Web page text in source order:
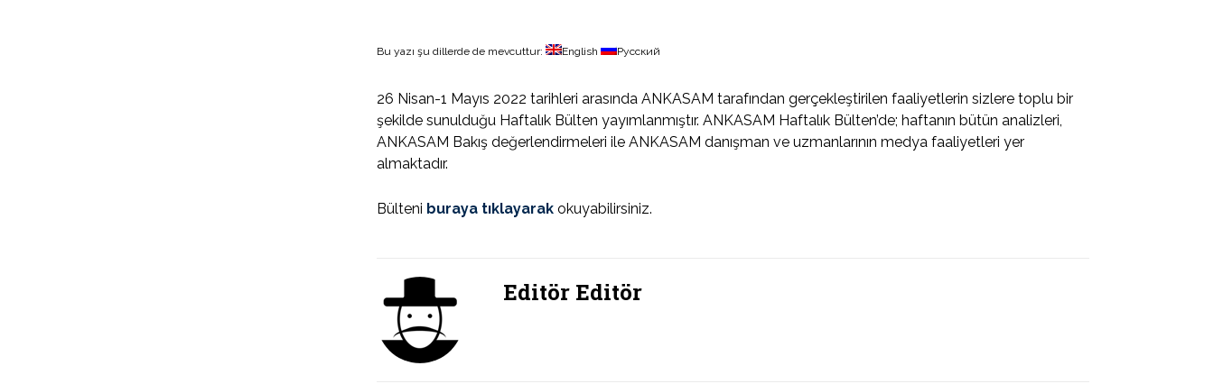
Bu yazı şu dillerde de mevcuttur: English Русский
26 Nisan-1 Mayıs 2022 tarihleri arasında ANKASAM tarafından gerçekleştirilen faaliyetlerin sizlere toplu bir
şekilde sunulduğu Haftalık Bülten yayımlanmıştır. ANKASAM Haftalık Bülten’de; haftanın bütün analizleri,
ANKASAM Bakış değerlendirmeleri ile ANKASAM danışman ve uzmanlarının medya faaliyetleri yer
almaktadır.
Bülteni buraya tıklayarak okuyabilirsiniz.
Editör Editör